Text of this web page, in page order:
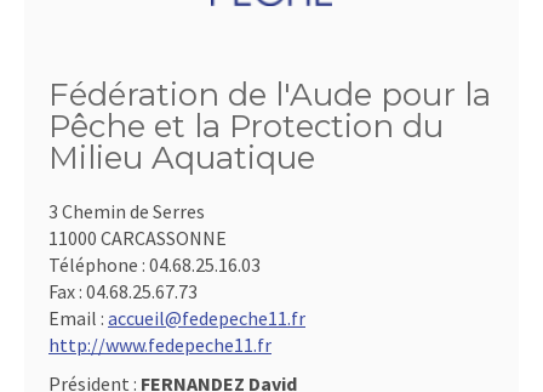
Fédération de l'Aude pour la
Pêche et la Protection du
Milieu Aquatique
3 Chemin de Serres
11000 CARCASSONNE
Téléphone : 04.68.25.16.03
Fax : 04.68.25.67.73
Email : accueil@fedepeche11.fr
http://www.fedepeche11.fr
Président : FERNANDEZ David